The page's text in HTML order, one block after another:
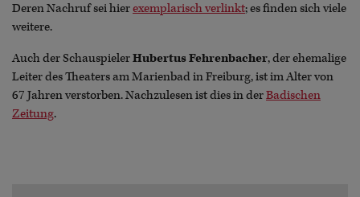
Deren Nachruf sei hierexemplarisch verlinkt; es finden sich viele
weitere.
Auch der SchauspielerHubertus Fehrenbacher, der ehemalige
Leiter des Theaters am Marienbad in Freiburg, ist im Alter von
67 Jahren verstorben. Nachzulesen ist dies in derBadischen
Zeitung.